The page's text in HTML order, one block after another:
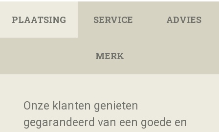
PLAATSING SERVICE ADVIES
MERK
Onze klanten genieten
gegarandeerd van een goede en